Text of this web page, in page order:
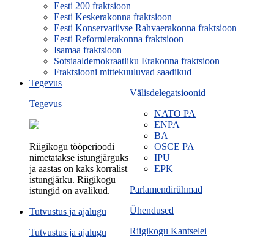
Eesti 200 fraktsioon
Eesti Keskerakonna fraktsioon
Eesti Konservatiivse Rahvaerakonna fraktsioon
Eesti Reformierakonna fraktsioon
Isamaa fraktsioon
Sotsiaaldemokraatliku Erakonna fraktsioon
Fraktsiooni mittekuuluvad saadikud
Välisdelegatsioonid
NATO PA
ENPA
BA
OSCE PA
IPU
EPK
Parlamendirühmad
Ühendused
Riigikogu Kantselei
Tegevus
Tegevus
Riigikogu tööperioodi
nimetatakse istungjärguks
ja aastas on kaks korralist
istungjärku. Riigikogu
istungid on avalikud.
Tutvustus ja ajalugu
Tutvustus ja ajalugu